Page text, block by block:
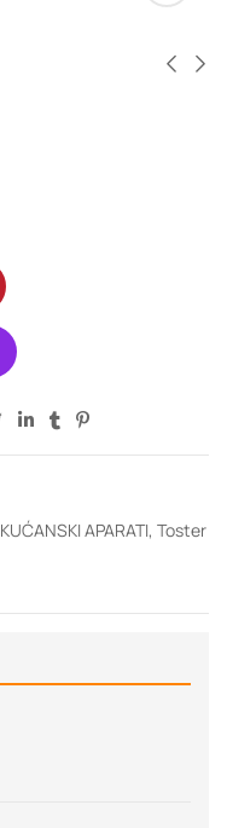
KUĆANSKI APARATI, Toster